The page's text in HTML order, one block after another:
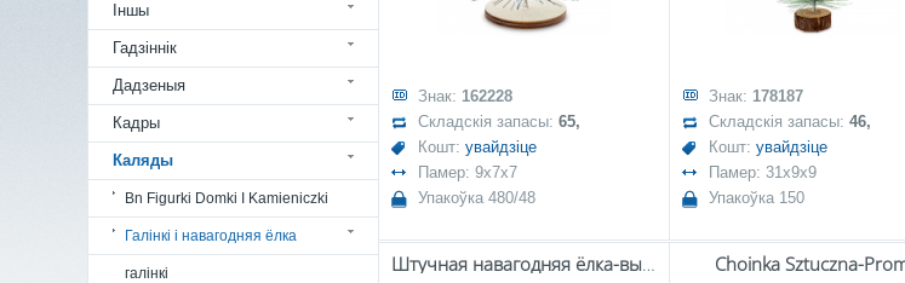
Іншы
Гадзіннік
Дадзеныя
Кадры
Каляды
Bn Figurki Domki I Kamieniczki
Галінкі і навагодняя ёлка
галінкі
Знак: 162228
Складскія запасы: 65,
Кошт: увайдзіце
Памер: 9x7x7
Упакоўка 480/48
Знак: 178187
Складскія запасы: 46,
Кошт: увайдзіце
Памер: 31x9x9
Упакоўка 150
Штучная навагодняя ёлка-выпускны. Choinka Sztuczna-